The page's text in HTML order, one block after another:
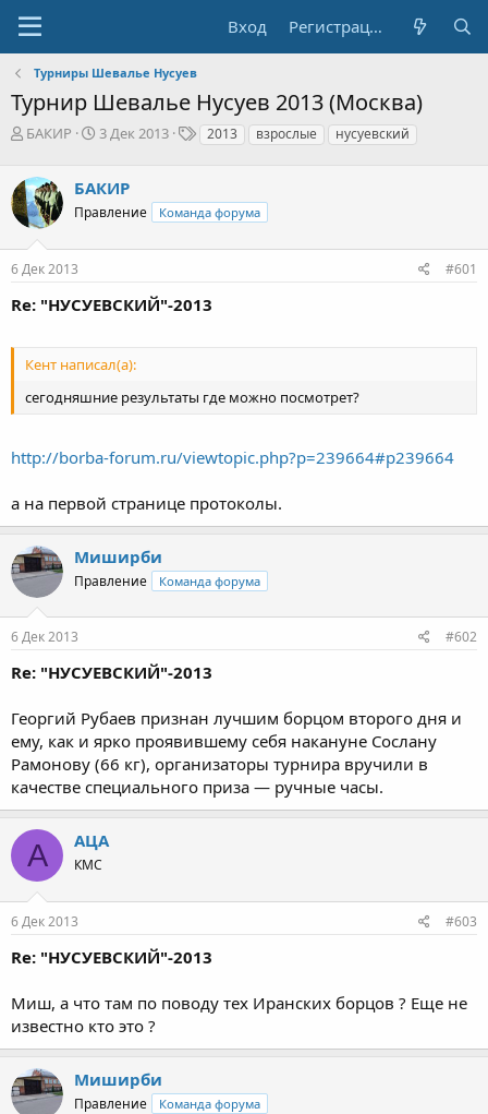
Вход Регистрация
Турниры Шевалье Нусуев
Турнир Шевалье Нусуев 2013 (Москва)
А
о
р
т
е
м
БАКИР
Д
а
н
ч
а
3 Дек 2013
Т2013 взрослые нусуевский
БАКИР
Правление Команда форума
6 Дек 2013 #601
Re: "НУСУЕВСКИЙ"-2013
Кент написал(а):
сегодняшние результаты где можно посмотрет?
http://borba-forum.ru/viewtopic.php?p=239664#p239664
а на первой странице протоколы.
Миширби
Правление Команда форума
6 Дек 2013 #602
Re: "НУСУЕВСКИЙ"-2013
Георгий Рубаев признан лучшим борцом второго дня и
ему, как и ярко проявившему себя накануне Сослану
Рамонову (66 кг), организаторы турнира вручили в
качестве специального приза — ручные часы.
А АЦА
КМС
6 Дек 2013 #603
Re: "НУСУЕВСКИЙ"-2013
Миш, а что там по поводу тех Иранских борцов ? Еще не
известно кто это ?
Миширби
Правление Команда форума